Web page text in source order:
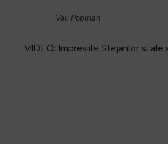
Vali Popirlan
VIDEO: Impresiile Stejarilor si ale